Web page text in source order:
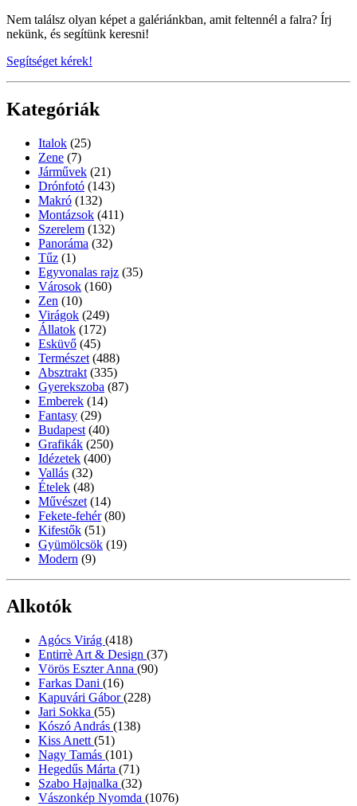
Nem találsz olyan képet a galériánkban, amit feltennél a falra? Írj
nekünk, és segítünk keresni!
Segítséget kérek!
Kategóriák
Italok (25)
Zene (7)
Járművek (21)
Drónfotó (143)
Makró (132)
Montázsok (411)
Szerelem (132)
Panoráma (32)
Tűz (1)
Egyvonalas rajz (35)
Városok (160)
Zen (10)
Virágok (249)
Állatok (172)
Esküvő (45)
Természet (488)
Absztrakt (335)
Gyerekszoba (87)
Emberek (14)
Fantasy (29)
Budapest (40)
Grafikák (250)
Idézetek (400)
Vallás (32)
Ételek (48)
Művészet (14)
Fekete-fehér (80)
Kifestők (51)
Gyümölcsök (19)
Modern (9)
Alkotók
Agócs Virág (418)
Entirrè Art & Design (37)
Vörös Eszter Anna (90)
Farkas Dani (16)
Kapuvári Gábor(228)
Jari Sokka (55)
Kószó András (138)
Kiss Anett (51)
Nagy Tamás (101)
Hegedűs Márta (71)
Szabo Hajnalka (32)
Vászonkép Nyomda (1076)